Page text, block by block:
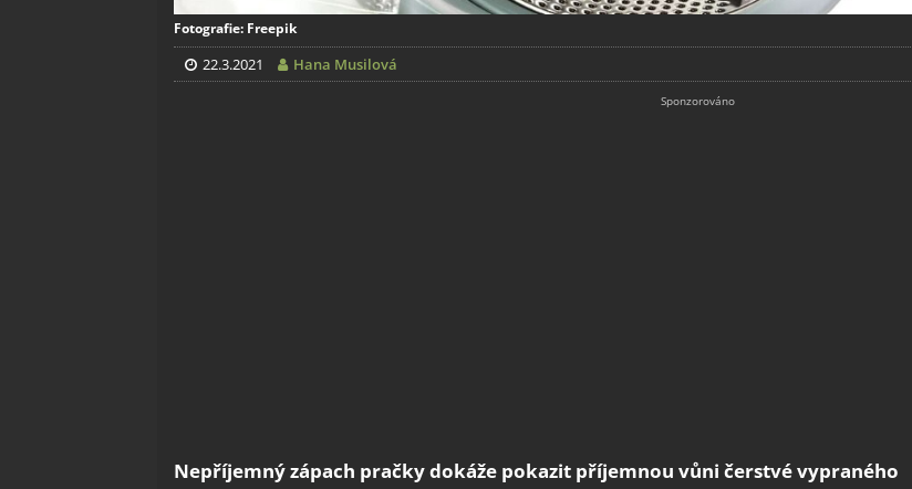
Fotografie: Freepik
22.3.2021 Hana Musilová
Nepříjemný zápach pračky dokáže pokazit příjemnou vůni čerstvé vypraného